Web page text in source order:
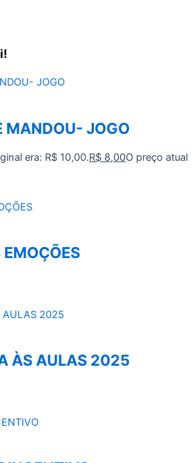
MANDOU- JOGO
era: R$ 10,00.R$ 8,00O preço atual
ÀS AULAS 2025